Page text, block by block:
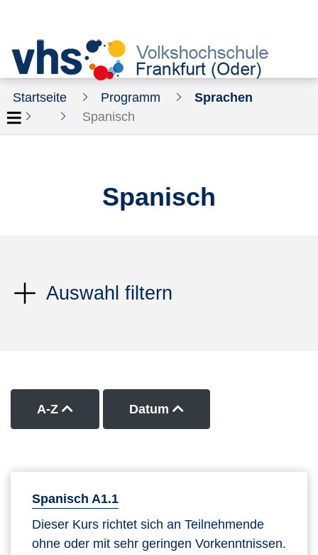
Startseite Programm
Sprachen
Spanisch
Spanisch
Auswahl filtern
A-Z Kurse nach Titel aufsteigend sortieren
Datum Kurse nach Datum
Spanisch A1.1
Dieser Kurs richtet sich an Teilnehmende
ohne oder mit sehr geringen Vorkenntnissen.